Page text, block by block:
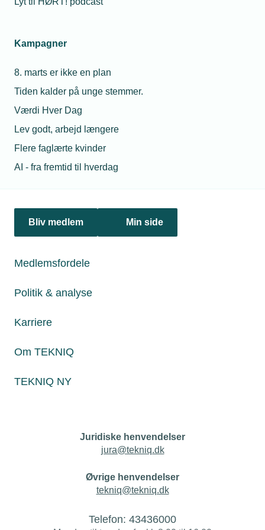
Kampagner
8. marts er ikke en plan
Tiden kalder på unge stemmer.
Værdi Hver Dag
Lev godt, arbejd længere
Flere faglærte kvinder
AI - fra fremtid til hverdag
Bliv medlem Min side
Medlemsfordele
Politik & analyse
Karriere
Om TEKNIQ
TEKNIQ NY
15. april 2020
Hvad gør jeg, når medarbejder eller lærling ikke retter
ind?
lærling gentagne gange kommer for sent, ikke retter sig
efter virksomhedens retningslinjer eller skaber andre
problemer.
Juridiske henvendelser
jura@tekniq.dk
Øvrige henvendelser
tekniq@tekniq.dk
Telefon: 43436000